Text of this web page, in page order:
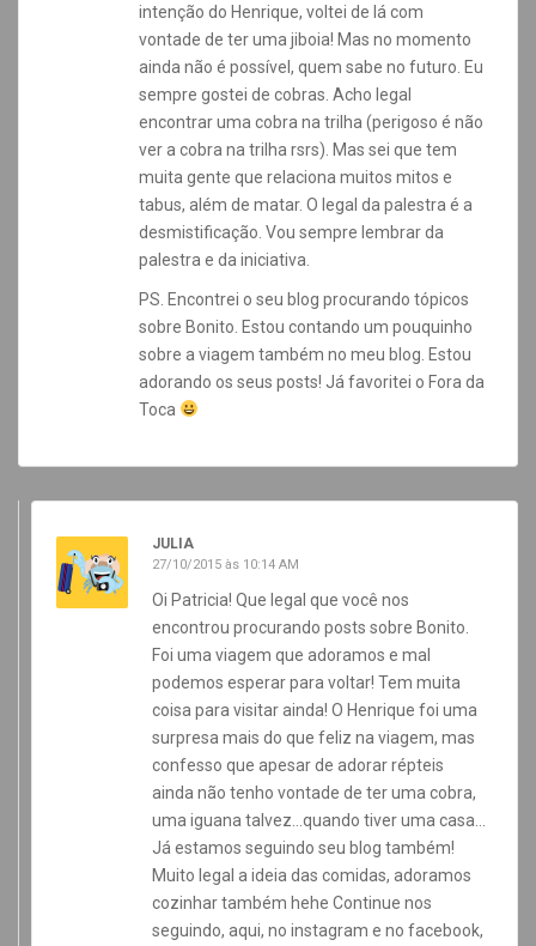
intenção do Henrique, voltei de lá com
vontade de ter uma jiboia! Mas no momento
ainda não é possível, quem sabe no futuro. Eu
sempre gostei de cobras. Acho legal
encontrar uma cobra na trilha (perigoso é não
ver a cobra na trilha rsrs). Mas sei que tem
muita gente que relaciona muitos mitos e
tabus, além de matar. O legal da palestra é a
desmistificação. Vou sempre lembrar da
palestra e da iniciativa.
PS. Encontrei o seu blog procurando tópicos
sobre Bonito. Estou contando um pouquinho
sobre a viagem também no meu blog. Estou
adorando os seus posts! Já favoritei o Fora da
Toca
JULIA
27/10/2015 às 10:14 AM
Oi Patricia! Que legal que você nos
encontrou procurando posts sobre Bonito.
Foi uma viagem que adoramos e mal
podemos esperar para voltar! Tem muita
coisa para visitar ainda! O Henrique foi uma
surpresa mais do que feliz na viagem, mas
confesso que apesar de adorar répteis
ainda não tenho vontade de ter uma cobra,
uma iguana talvez…quando tiver uma casa…
Já estamos seguindo seu blog também!
Muito legal a ideia das comidas, adoramos
cozinhar também hehe Continue nos
seguindo, aqui, no instagram e no facebook,